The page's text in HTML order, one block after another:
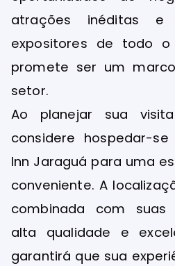
atrações inéditas
expositores de todo
promete ser um
setor.
Ao planejar sua
considere hospedar-
Inn Jaraguá para uma
conveniente. A
combinada com suas
alta qualidade e
garantirá que sua